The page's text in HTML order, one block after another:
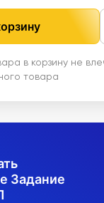
в корзину не
товара
Задание